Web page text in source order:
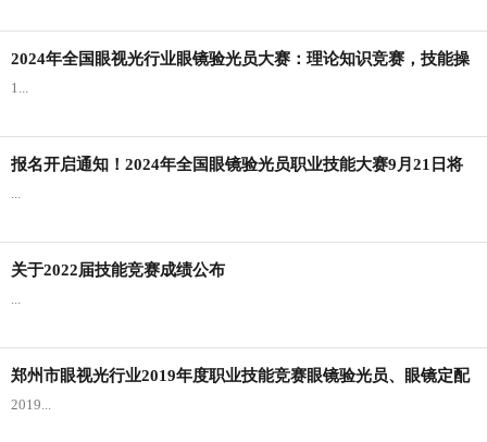
2024年全国眼视光行业眼镜验光员大赛：理论知识竞赛，技能操
作竞赛题库公示
1...
报名开启通知！2024年全国眼镜验光员职业技能大赛9月21日将
于达人视界举办！
...
关于2022届技能竞赛成绩公布
...
郑州市眼视光行业2019年度职业技能竞赛眼镜验光员、眼镜定配
工大赛开赛
2019...